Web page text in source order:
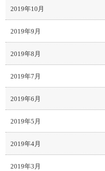
2019年10月
2019年9月
2019年8月
2019年7月
2019年6月
2019年5月
2019年4月
2019年3月